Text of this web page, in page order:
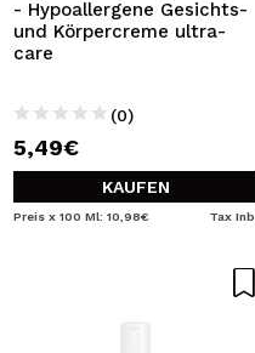
- Hypoallergene Gesichts-
und Körpercreme ultra-
care
(0)
5,49€
KAUFEN
Preis x 100 Ml: 10,98€ Tax Inb.